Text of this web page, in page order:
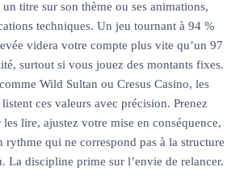
titre sur son thème ou ses animations,
techniques. Un jeu tournant à 94 %
videra votre compte plus vite qu’un 97
surtout si vous jouez des montants fixes.
Wild Sultan ou Cresus Casino, les
ces valeurs avec précision. Prenez
lire, ajustez votre mise en conséquence,
rythme qui ne correspond pas à la structure
La discipline prime sur l’envie de relancer.